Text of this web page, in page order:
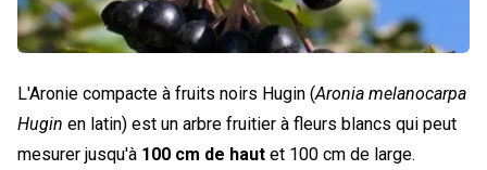
L'Aronie compacte à fruits noirs Hugin (Aronia melanocarpa
Hugin en latin) est un arbre fruitier à fleurs blancs qui peut
mesurer jusqu'à 100 cm de haut et 100 cm de large.